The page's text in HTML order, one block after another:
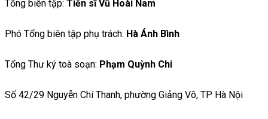
Tổng biên tập: Tiến sĩ Vũ Hoài Nam
Phó Tổng biên tập phụ trách: Hà Ánh Bình
Tổng Thư ký toà soạn: Phạm Quỳnh Chi
Số 42/29 Nguyễn Chí Thanh, phường Giảng Võ, TP Hà Nội